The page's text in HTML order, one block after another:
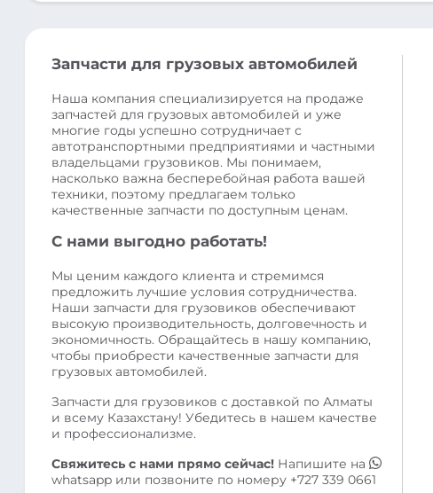
Запчасти для грузовых автомобилей
Наша компания специализируется на продаже
запчастей для грузовых автомобилей и уже
многие годы успешно сотрудничает с
автотранспортными предприятиями и частными
владельцами грузовиков. Мы понимаем,
насколько важна бесперебойная работа вашей
техники, поэтому предлагаем только
качественные запчасти по доступным ценам.
С нами выгодно работать!
Мы ценим каждого клиента и стремимся
предложить лучшие условия сотрудничества.
Наши запчасти для грузовиков обеспечивают
высокую производительность, долговечность и
экономичность. Обращайтесь в нашу компанию,
чтобы приобрести качественные запчасти для
грузовых автомобилей.
Запчасти для грузовиков с доставкой по Алматы
и всему Казахстану! Убедитесь в нашем качестве
и профессионализме.
Свяжитесь с нами прямо сейчас! Напишите на
whatsapp или позвоните по номеру +727 339 0661